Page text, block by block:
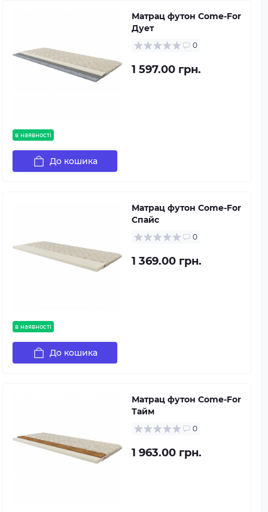
в наявності
Матрац футон Come-For
Дует
0
1 597.00 грн.
До кошика
в наявності
Матрац футон Come-For
Спайс
0
1 369.00 грн.
До кошика
Матрац футон Come-For
Тайм
0
1 963.00 грн.